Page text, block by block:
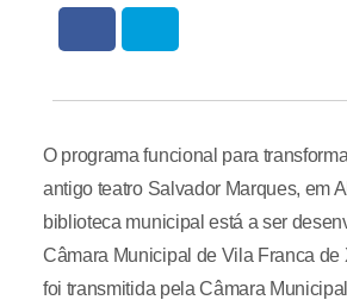
O programa funcional para
antigo teatro Salvador Marques, em
biblioteca municipal está a ser
Câmara Municipal de Vila Franca de
foi transmitida pela Câmara